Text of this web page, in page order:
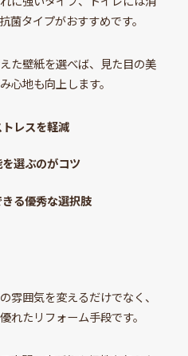
菌タイプがおすすめです。
た壁紙を選べば、見た目の美
心地も向上します。
レスを軽減
選ぶのがコツ
る優秀な選択肢
雰囲気を変えるだけでなく、
れたリフォーム手段です。